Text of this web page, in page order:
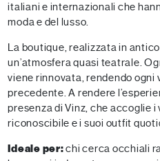
italiani e internazionali che
moda e del lusso.
La boutique, realizzata in
un’atmosfera quasi teatrale.
viene rinnovata, rendendo ogni
precedente. A rendere
presenza di Vinz, che accoglie
riconoscibile e i suoi outfit
Ideale per:chi cerca occhiali